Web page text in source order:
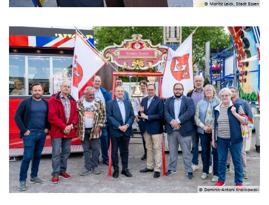
© Moritz Leick, Stadt Essen
© Dominik-Antoni Krolikowski